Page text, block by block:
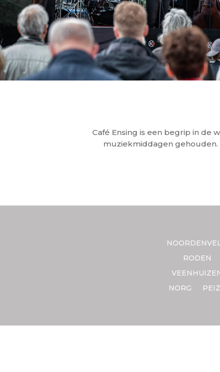
Café Ensing is een begrip in de
muziekmiddagen
RODEN
NORG